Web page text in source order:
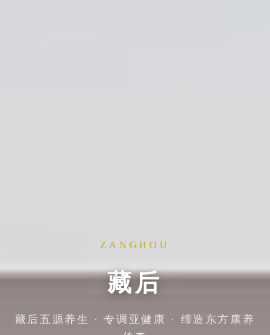
ZANGHOU
藏后
藏后五源养生 · 专调亚健康 · 缔造东方康养